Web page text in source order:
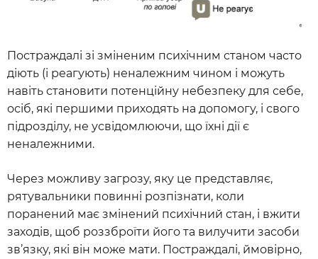
Постраждалі зі зміненим психічним станом часто
діють (і реагують) неналежним чином і можуть
навіть становити потенційну небезпеку для себе,
осіб, які першими приходять на допомогу, і свого
підрозділу, не усвідомлюючи, що їхні дії є
неналежними.
Через можливу загрозу, яку це представляє,
рятувальники повинні розпізнати, коли
поранений має змінений психічний стан, і вжити
заходів, щоб роззброїти його та вилучити засоби
зв’язку, які він може мати. Постраждалі, ймовірно,